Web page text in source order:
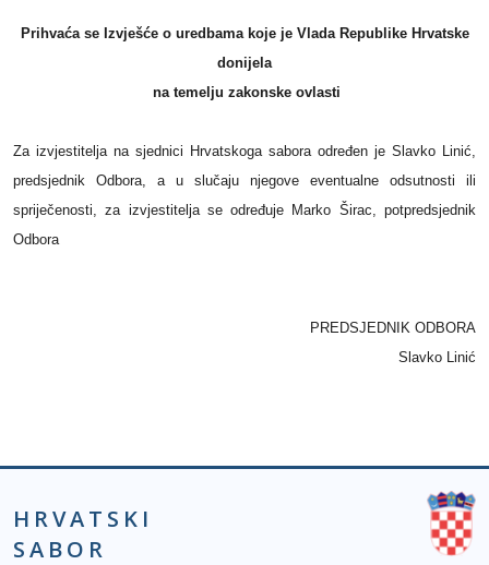
Prihvaća se Izvješće o uredbama koje je Vlada Republike Hrvatske
donijela
na temelju zakonske ovlasti
Za izvjestitelja na sjednici Hrvatskoga sabora određen je Slavko Linić,
predsjednik Odbora, a u slučaju njegove eventualne odsutnosti ili
spriječenosti, za izvjestitelja se određuje Marko Širac, potpredsjednik
Odbora
PREDSJEDNIK ODBORA
Slavko Linić
HRVATSKI
SABOR